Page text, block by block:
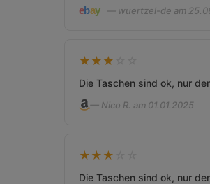
— wuertzel-de am
★ ★ ★
Die Taschen sind ok, nur
— Nico R. am 01.01.2025
★ ★ ★
Die Taschen sind ok, nur